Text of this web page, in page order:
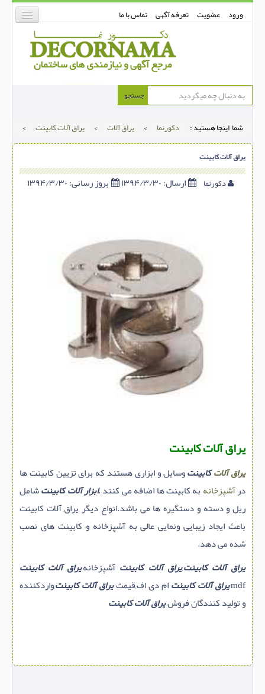
ورود عضویت تعرفه آگهی تماس با ما
دکورنما
دیوارپوش
دکوراسیون داخلی
درب و پنجره
مصالح ساختمانی
سازه پیش ساخته
سنگ ساختمانی
عایق ساختمان
سرویس بهداشتی
برقی,روشنایی,ایمنی
محوطه سازی و نما
ماشین آلات ساختمانی
ژئوتکنیک
متفرقه
جستجو
شما اینجا هستید : دکورنما > یراق آلات > یراق آلات کابینت >
یراق آلات کابینت
دکورنما ارسال:۱۳۹۴/۳/۳۰ بروز رسانی:
یراق آلات کابینت
یراق آلاتکابینتوسایل و ابزاری هستند که برای تزیین کابینت ها
درآشپزخانه به کابینت ها اضافه می کنند .ابزار آلات کابینتشامل
ریل و دسته و دستگیره ها می باشد.انواع دیگر یراق آلات کابینت
باعث ایجاد زیبایی ونمایی عالی به آشپزخانه و کابینت های نصب
شده می دهد.
یراق آلات کابینت,یراق آلات کابینت آشپزخانه,یراق آلات کابینت
mdf,یراق آلات کابینتام دی اف,قیمتیراق آلات کابینت,واردکننده
و تولید کنندگان فروشیراق آلات کابینت